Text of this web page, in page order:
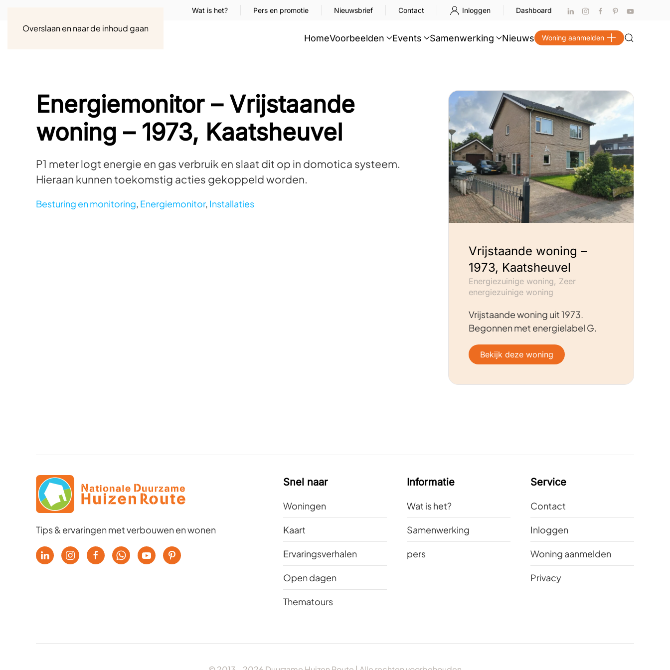
Overslaan en naar de inhoud gaan
Wat is het? Pers en promotie Nieuwsbrief Contact Inloggen Dashboard
HomeVoorbeelden Events Samenwerking Nieuws Woning aanmelden
Energiemonitor – Vrijstaande
woning – 1973, Kaatsheuvel
P1 meter logt energie en gas verbruik en slaat dit op in domotica systeem.
Hieraan kunnen toekomstig acties gekoppeld worden.
Besturing en monitoring, Energiemonitor, Installaties
Vrijstaande woning –
1973, Kaatsheuvel
Energiezuinige woning, Zeer
energiezuinige woning
Vrijstaande woning uit 1973.
Begonnen met energielabel G.
Bekijk deze woning
Tips & ervaringen met verbouwen en wonen
Snel naar
Woningen
Kaart
Ervaringsverhalen
Open dagen
Thematours
Informatie
Wat is het?
Samenwerking
pers
Service
Contact
Inloggen
Woning aanmelden
Privacy